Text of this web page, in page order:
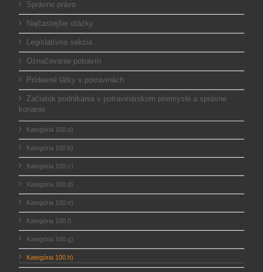
Správne právo
Najčastejšie otázky
Legislatívna sekcia
Označovanie potravín
Prídavné látky v potravinách
Začiatok podnikania v potravinárskom priemysle a správne
konanie
Kategória 100.a)
Kategória 100.b)
Kategória 100.c)
Kategória 100.d)
Kategória 100.e)
Kategória 100.f)
Kategória 100.g)
Kategória 100.h)